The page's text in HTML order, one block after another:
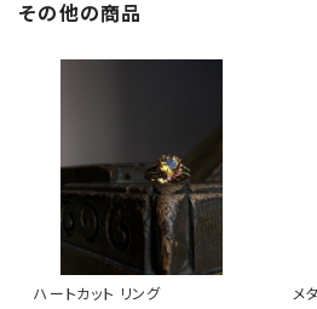
その他の商品
ハートカット リング メ